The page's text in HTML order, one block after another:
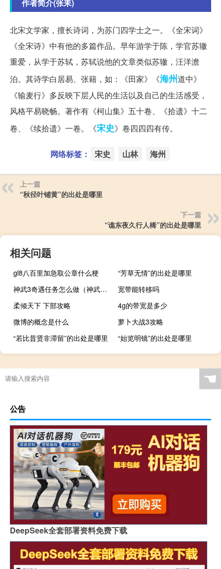
作者简介(张耒)
北宋文学家，擅长诗词，为苏门四学士之一。《全宋词》
《全宋诗》中有他的多篇作品。早年游学于陈，学官苏辙
重爱，从学于苏轼，苏轼说他的文章类似苏辙，汪洋澹
泊。其诗学白居易、张籍，如：《田家》《海州道中》
《输麦行》多反映下层人民的生活以及自己的生活感受，
风格平易晓畅。著作有《柯山集》五十卷、《拾遗》十二
卷、《续拾遗》一卷。《宋史》卷四四四有传。
网络标签： 宋史 山林 海州
上一篇
“秋径叶铺黄”的出处是哪里
下一篇
“谯东夜久行人桸”的出处是哪里
相关问题
gl8八百里加急取公章什么梗
“芳草无情”的出处是哪里
神武3奇遇任务怎么做（神武3奇遇任务大全 快吧手游）
宽带能转移吗
柔倾天下 下部攻略
4g的带宽是多少
微博的概念是什么
萝卜大战3攻略
“若比昔贤非滞留”的出处是哪里
“始览明镜”的出处是哪里
☚
公告
DeepSeek全套部署资料免费下载